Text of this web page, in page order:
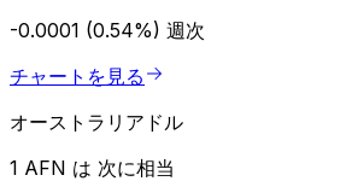
-0.0001 (0.54%) 週次
チャートを見る
オーストラリアドル
1 AFN は 次に相当